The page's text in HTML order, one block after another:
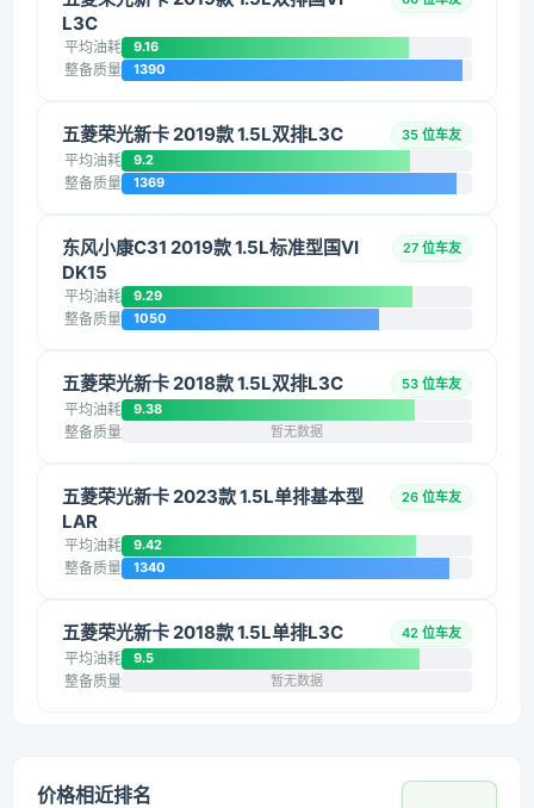
L3C
平均油耗 9.16
整备质量 1390
五菱荣光新卡 2019款 1.5L双排L3C 35 位车友
平均油耗 9.2
整备质量 1369
东风小康C31 2019款 1.5L标准型国VI
DK15
27 位车友
平均油耗 9.29
整备质量 1050
五菱荣光新卡 2018款 1.5L双排L3C 53 位车友
平均油耗 9.38
整备质量 暂无数据
五菱荣光新卡 2023款 1.5L单排基本型
LAR
26 位车友
平均油耗 9.42
整备质量 1340
五菱荣光新卡 2018款 1.5L单排L3C 42 位车友
平均油耗 9.5
整备质量 暂无数据
价格相近排名